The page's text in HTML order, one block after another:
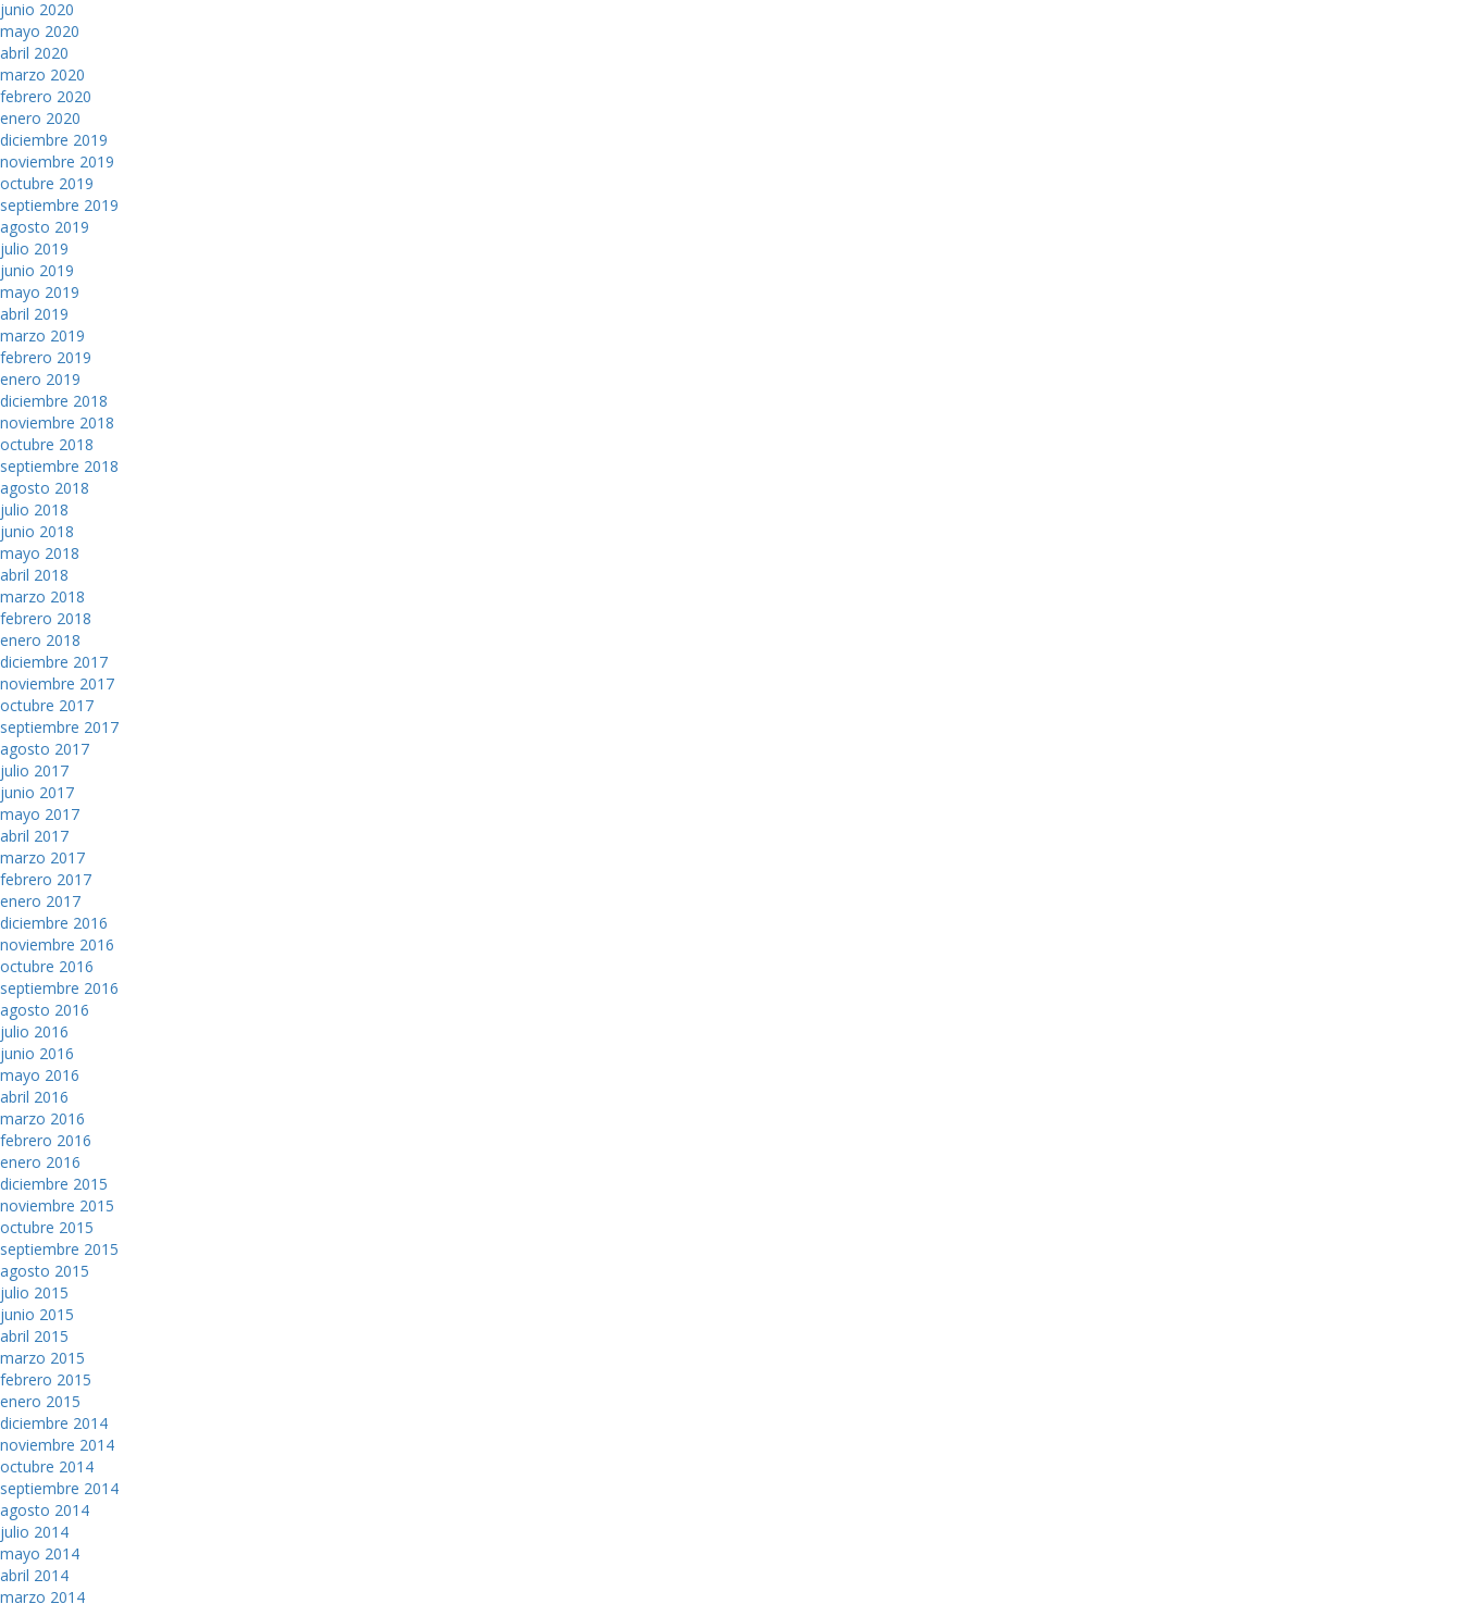
junio 2020
mayo 2020
abril 2020
marzo 2020
febrero 2020
enero 2020
diciembre 2019
noviembre 2019
octubre 2019
septiembre 2019
agosto 2019
julio 2019
junio 2019
mayo 2019
abril 2019
marzo 2019
febrero 2019
enero 2019
diciembre 2018
noviembre 2018
octubre 2018
septiembre 2018
agosto 2018
julio 2018
junio 2018
mayo 2018
abril 2018
marzo 2018
febrero 2018
enero 2018
diciembre 2017
noviembre 2017
octubre 2017
septiembre 2017
agosto 2017
julio 2017
junio 2017
mayo 2017
abril 2017
marzo 2017
febrero 2017
enero 2017
diciembre 2016
noviembre 2016
octubre 2016
septiembre 2016
agosto 2016
julio 2016
junio 2016
mayo 2016
abril 2016
marzo 2016
febrero 2016
enero 2016
diciembre 2015
noviembre 2015
octubre 2015
septiembre 2015
agosto 2015
julio 2015
junio 2015
abril 2015
marzo 2015
febrero 2015
enero 2015
diciembre 2014
noviembre 2014
octubre 2014
septiembre 2014
agosto 2014
julio 2014
mayo 2014
abril 2014
marzo 2014